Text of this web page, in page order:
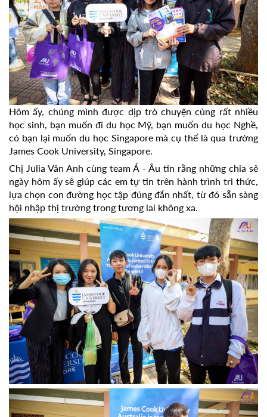
Hôm ấy, chúng mình được dịp trò chuyện cùng rất nhiều
học sinh, bạn muốn đi du học Mỹ, bạn muốn du học Nghề,
có bạn lại muốn du học Singapore mà cụ thể là qua trường
James Cook University, Singapore.
Chị Julia Vân Anh cùng team Á - Âu tin rằng những chia sẻ
ngày hôm ấy sẽ giúp các em tự tin trên hành trình tri thức,
lựa chọn con đường học tập đúng đắn nhất, từ đó sẵn sàng
hội nhập thị trường trong tương lai không xa.